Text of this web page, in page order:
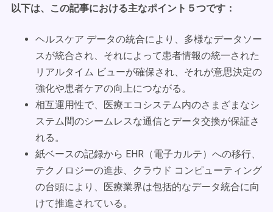
以下は、この記事における主なポイント５つです：
ヘルスケア データの統合により、多様なデータソー
スが統合され、それによって患者情報の統一された
リアルタイム ビューが確保され、それが意思決定の
強化や患者ケアの向上につながる。
相互運用性で、医療エコシステム内のさまざまなシ
ステム間のシームレスな通信とデータ交換が保証さ
れる。
紙ベースの記録から EHR（電子カルテ）への移行、
テクノロジーの進歩、クラウド コンピューティング
の台頭により、医療業界は包括的なデータ統合に向
けて推進されている。